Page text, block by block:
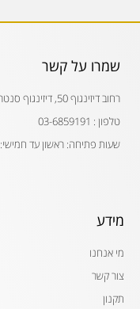
שמרו על קשר
רחוב דיזינגוף 50, דיזינגוף סנטר בניין ב׳, קומה שנייה, תל אביב
טלפון : 03-6859191
שעות פתיחה: ראשון עד חמישי: 10:00-18:00 שישי: 10:00-14:00
מידע
מי אנחנו
צור קשר
תקנון